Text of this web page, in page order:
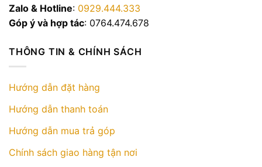
Zalo & Hotline: 0929.444.333
Góp ý và hợp tác: 0764.474.678
THÔNG TIN & CHÍNH SÁCH
Hướng dẫn đặt hàng
Hướng dẫn thanh toán
Hướng dẫn mua trả góp
Chính sách giao hàng tận nơi